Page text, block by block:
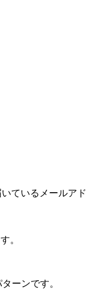
ているメールア
。
ーンです。